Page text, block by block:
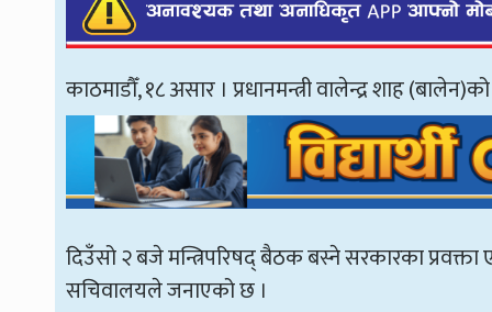
काठमाडौँ, १८ असार । प्रधानमन्त्री वालेन्द्र शाह
दिउँसो २ बजे मन्त्रिपरिषद् बैठक बस्ने सरकारका
सचिवालयले जनाएको छ ।